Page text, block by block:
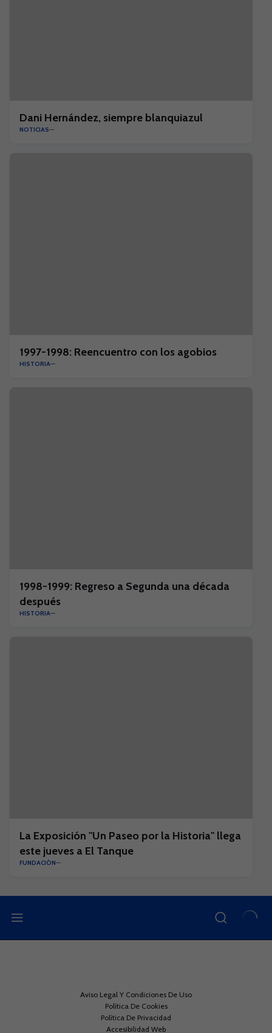
Dani Hernández, siempre blanquiazul
NOTICIAS
1997-1998: Reencuentro con los agobios
HISTORIA
1998-1999: Regreso a Segunda una década
después
HISTORIA
La Exposición "Un Paseo por la Historia" llega
este jueves a El Tanque
FUNDACIÓN
Aviso Legal Y Condiciones De Uso
Política De Cookies
Política De Privacidad
Accesibilidad Web